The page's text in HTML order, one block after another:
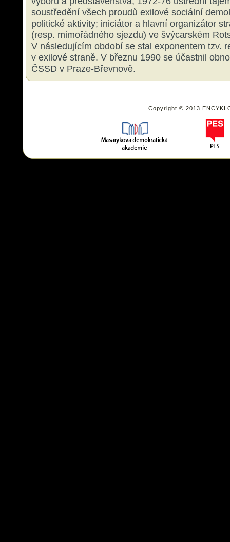
soustředění všech proudů exilové sociální
politické aktivity; iniciátor a hlavní organizátor
(resp. mimořádného sjezdu) ve švýcarském
V následujícím období se stal exponentem tzv.
v exilové straně. V březnu 1990 se účastnil
ČSSD v Praze-Břevnově.
Copyright © 2013